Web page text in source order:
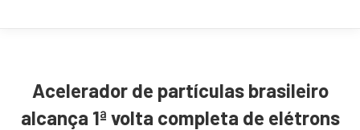
Acelerador de partículas brasileiro
alcança 1ª volta completa de elétrons